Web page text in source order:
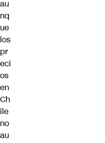
au
nq
ue
los
pr
eci
os
en
Ch
ile
no
au